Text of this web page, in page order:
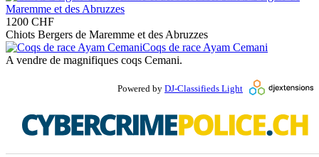
Maremme et des Abruzzes
1200 CHF
Chiots Bergers de Maremme et des Abruzzes
Coqs de race Ayam Cemani
A vendre de magnifiques coqs Cemani.
Powered by DJ-Classifieds Light